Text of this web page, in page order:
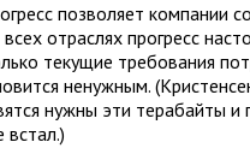
позволяет
отраслях прогресс
текущие требования
ненужным.
нужны эти терабайты и